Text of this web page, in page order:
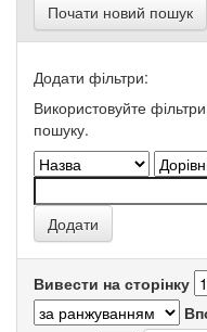
Почати новий пошук
Додати фільтри:
Використовуйте
пошуку.
Вивести на сторінку